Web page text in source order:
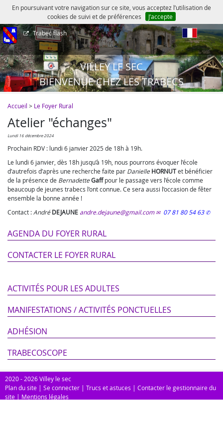
En poursuivant votre navigation sur ce site, vous acceptez l’utilisation de
cookies de suivi et de préférences
J’accepte
Trabec flash
VILLEY LE SEC
BIENVENUE CHEZ LES TRABECS
Accueil > Le Foyer Rural
Atelier "échanges"
lundi 16 décembre 2024
Prochain RDV : lundi 6 janvier 2025 de 18h à 19h.
Le lundi 6 janvier, dès 18h jusqu’à 19h, nous pourrons évoquer l’école
d’autrefois d’après une recherche faite par Danielle HORNUTet bénéficier
de la présence de BernadetteGaffpour le passage vers l’école comme
beaucoup de jeunes trabecs l’ont connue. Ce sera aussi l’occasion de fêter
ensemble la bonne année !
Contact : André DEJAUNE andre.dejaune@gmail.com 07 81 80 54 63
AGENDA DU FOYER RURAL
CONTACTER LE FOYER RURAL
ACTIVITÉS POUR LES ADULTES
MANIFESTATIONS / ACTIVITÉS PONCTUELLES
ADHÉSION
TRABECOSCOPE
2020 - 2026 Villey le sec
Plan du site | Se connecter | Trucs et astuces | Contacter le gestionnaire du
site | Mentions légales